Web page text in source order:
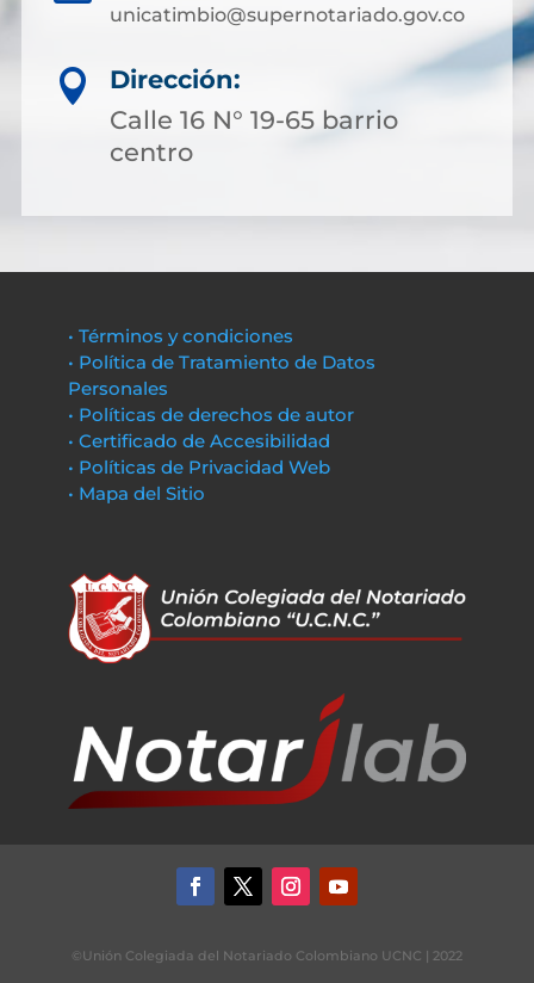
unicatimbio@supernotariado.gov.co

Dirección:
Calle 16 N° 19-65 barrio
centro
• Términos y condiciones
• Política de Tratamiento de Datos
Personales
• Políticas de derechos de autor
• Certificado de Accesibilidad
• Políticas de Privacidad Web
• Mapa del Sitio
©Unión Colegiada del Notariado Colombiano UCNC | 2022